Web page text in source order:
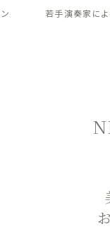
若手演奏家に